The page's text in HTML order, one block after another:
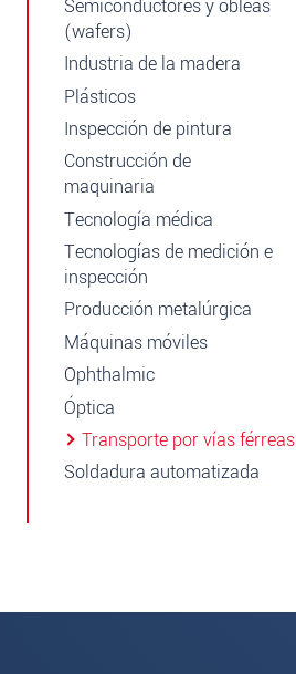
Semiconductores y obleas
(wafers)
Industria de la madera
Plásticos
Inspección de pintura
Construcción de
maquinaria
Tecnología médica
Tecnologías de medición e
inspección
Producción metalúrgica
Máquinas móviles
Ophthalmic
Óptica
Transporte por vías férreas
Soldadura automatizada